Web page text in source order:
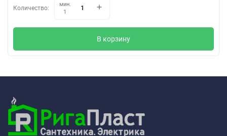
Количество:
мин.
1
В корзину